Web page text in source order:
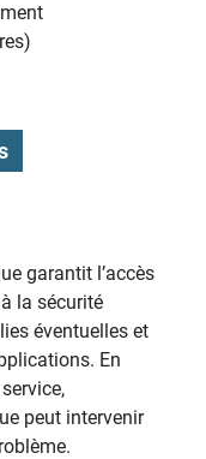
garantit l’accès
la sécurité
éventuelles et
En
peut intervenir